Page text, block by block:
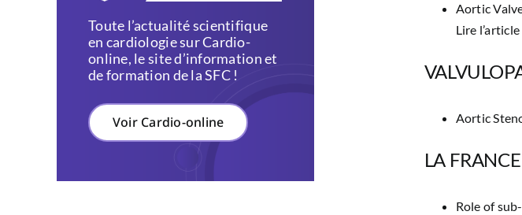
Toute l’actualité scientifique
en cardiologie sur Cardio-
online, le site d’information et
de formation de la SFC !
Voir Cardio-online
Aortic
Lire
Aortic
LA
Role of